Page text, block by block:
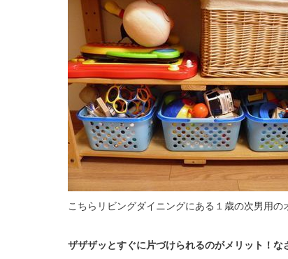
こちらリビングダイニングにある１歳の次男用の
ザザザッとすぐに片づけられるのがメリット！な